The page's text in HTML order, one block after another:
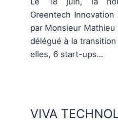
Greentech
par Monsieur Mathieu
délégué à la
elles, 6 start-ups…
VIVA